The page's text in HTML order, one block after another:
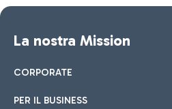
La nostra Mission
CORPORATE
PER IL BUSINESS